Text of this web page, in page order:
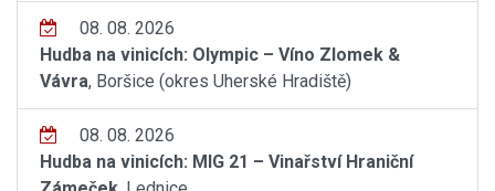
08. 08. 2026
Hudba na vinicích: Olympic – Víno Zlomek &
Vávra, Boršice (okres Uherské Hradiště)
08. 08. 2026
Hudba na vinicích: MIG 21 – Vinařství Hraniční